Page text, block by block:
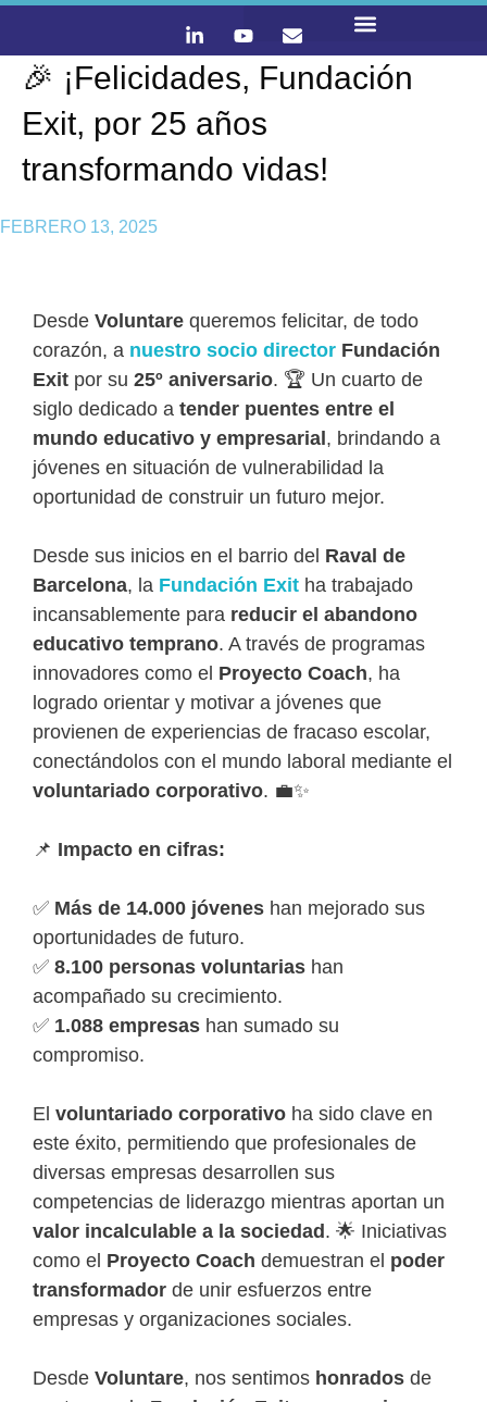
🎉 ¡Felicidades, Fundación
Exit, por 25 años
transformando vidas!
FEBRERO 13, 2025
Desde Voluntare queremos felicitar, de todo
corazón, a nuestro socio director Fundación
Exit por su 25º aniversario. 🏆 Un cuarto de
siglo dedicado a tender puentes entre el
mundo educativo y empresarial , brindando a
jóvenes en situación de vulnerabilidad la
oportunidad de construir un futuro mejor.
Desde sus inicios en el barrio del Raval de
Barcelona, la Fundación Exit ha trabajado
incansablemente para reducir el abandono
educativo temprano. A través de programas
innovadores como el Proyecto Coach, ha
logrado orientar y motivar a jóvenes que
provienen de experiencias de fracaso escolar,
conectándolos con el mundo laboral mediante el
voluntariado corporativo. 💼✨
📌 Impacto en cifras:
✅ Más de 14.000 jóvenes han mejorado sus
oportunidades de futuro.
✅ 8.100 personas voluntarias han
acompañado su crecimiento.
✅ 1.088 empresas han sumado su
compromiso.
El voluntariado corporativo ha sido clave en
este éxito, permitiendo que profesionales de
diversas empresas desarrollen sus
competencias de liderazgo mientras aportan un
valor incalculable a la sociedad . 🌟 Iniciativas
como el Proyecto Coach demuestran el poder
transformador de unir esfuerzos entre
empresas y organizaciones sociales.
Desde Voluntare, nos sentimos honrados de